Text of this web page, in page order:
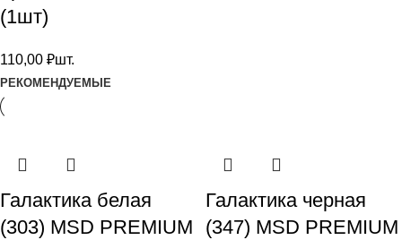
(1шт)
110,00 ₽шт.
РЕКОМЕНДУЕМЫЕ
Галактика белая
(303) MSD PREMIUM
Галактика черная
(347) MSD PREMIUM